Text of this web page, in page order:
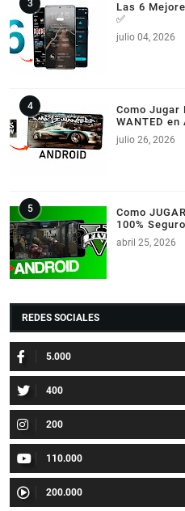
Las 6
✅
julio 04, 2026
Como Jugar
WANTED en
julio 26, 2026
Como
100% Seguro
abril 25, 2026
REDES SOCIALES
5.000
400
200
110.000
200.000